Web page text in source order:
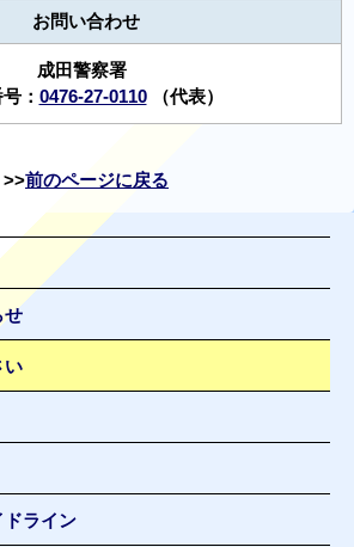
お問い合わせ
成田警察署
： 0476-27-0110（代表）
前のページに戻る
せ
い
ドライン